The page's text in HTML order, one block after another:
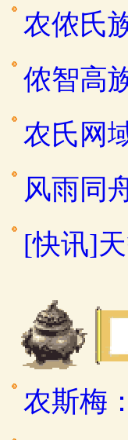
农侬氏
侬智高
农氏网
风雨同
[快讯]
农斯梅